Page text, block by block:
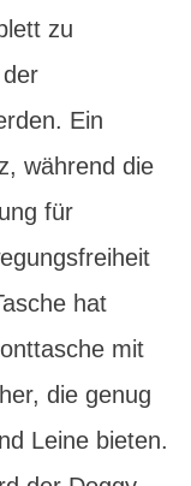
zu
Ein
während die
für
hat
mit
die genug
Leine bieten.